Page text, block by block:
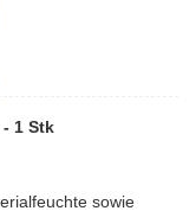
1 Stk
sowie